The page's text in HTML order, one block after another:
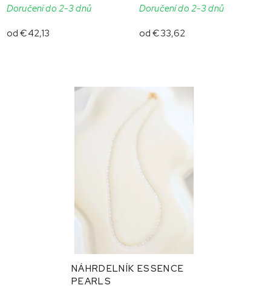
Doručení do 2-3 dnů
od €42,13
Doručení do 2-3 dnů
od €33,62
NÁHRDELNÍK ESSENCE
PEARLS